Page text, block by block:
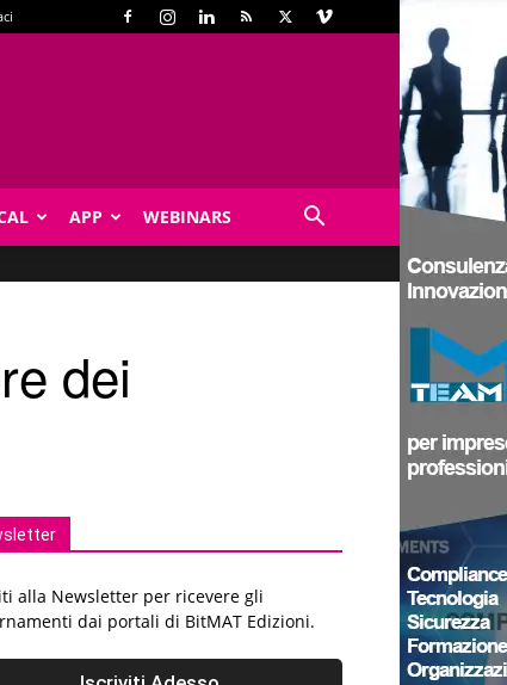
APP WEBINARS
dei
alla Newsletter per ricevere gli
dai portali di BitMAT Edizioni.